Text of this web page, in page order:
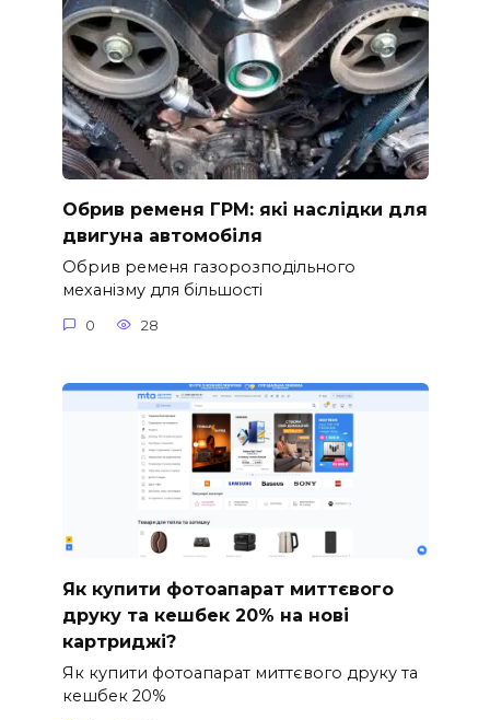
Обрив ременя ГРМ: які наслідки для
двигуна автомобіля
Обрив ременя газорозподільного
механізму для більшості
0 28
Як купити фотоапарат миттєвого
друку та кешбек 20% на нові
картриджі?
Як купити фотоапарат миттєвого друку та
кешбек 20%